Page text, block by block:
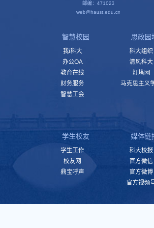
邮编：471023
web@haust.edu.cn
智慧校园
我i科大
办公OA
教育在线
财务服务
智慧工会
思政园
科大组织
清风科大
灯塔网
马克思主义
学生校友
学生工作
校友网
鼎宝呼声
媒体链
科大校报
官方微信
官方微博
官方视频